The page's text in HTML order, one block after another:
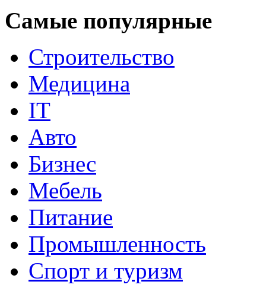
Самые популярные
Строительство
Медицина
IT
Авто
Бизнес
Мебель
Питание
Промышленность
Спорт и туризм